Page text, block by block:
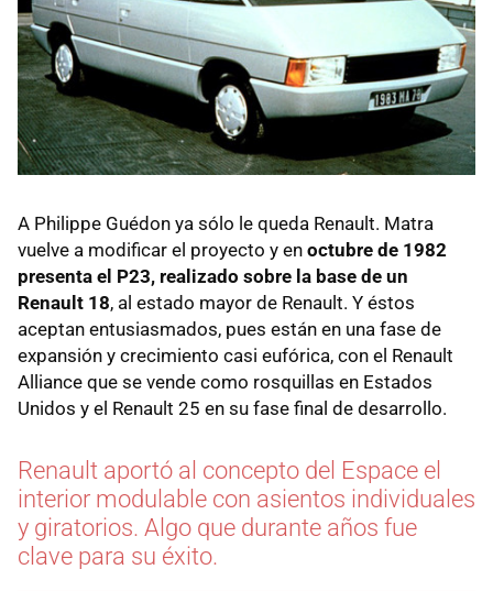
A Philippe Guédon ya sólo le queda Renault. Matra
vuelve a modificar el proyecto y en octubre de 1982
presenta el P23, realizado sobre la base de un
Renault 18, al estado mayor de Renault. Y éstos
aceptan entusiasmados, pues están en una fase de
expansión y crecimiento casi eufórica, con el Renault
Alliance que se vende como rosquillas en Estados
Unidos y el Renault 25 en su fase final de desarrollo.
Renault aportó al concepto del Espace el
interior modulable con asientos individuales
y giratorios. Algo que durante años fue
clave para su éxito.